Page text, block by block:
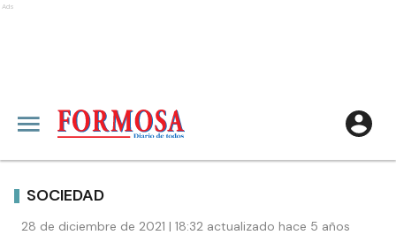
Ads
SOCIEDAD
28 de diciembre de 2021 | 18:32 actualizado hace 5 años